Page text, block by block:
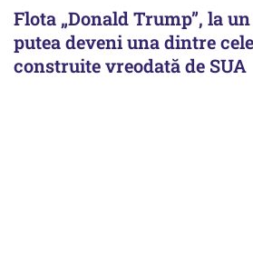
Flota „Donald Trump”, la
putea deveni una dintre
construite vreodată de SUA